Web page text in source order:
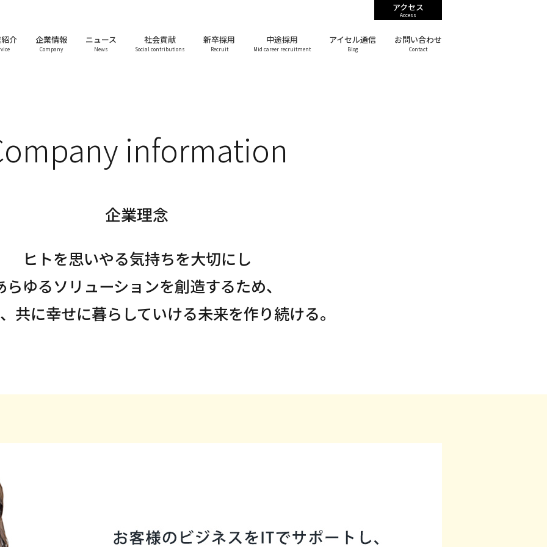
アクセス
Access
介 企業情報
Company
ニュース
News
社会貢献
Social contributions
新卒採用
Recruit
中途採用
Mid career recruitment
アイセル通信
Blog
お問い合わせ
Contact
information
企業理念
ヒトを思いやる気持ちを大切にし
らゆるソリューションを創造するため、
共に幸せに暮らしていける未来を作り続ける。